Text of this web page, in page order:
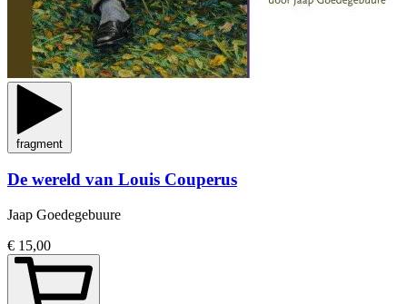
fragment
De wereld van Louis Couperus
Jaap Goedegebuure
€ 15,00